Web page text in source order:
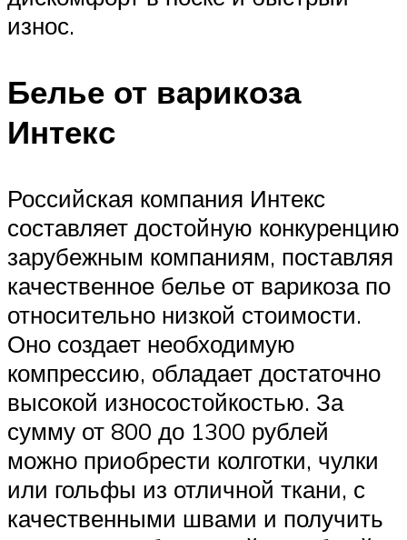
износ.
Белье от варикоза
Интекс
Российская компания Интекс
составляет достойную конкуренцию
зарубежным компаниям, поставляя
качественное белье от варикоза по
относительно низкой стоимости.
Оно создает необходимую
компрессию, обладает достаточно
высокой износостойкостью. За
сумму от 800 до 1300 рублей
можно приобрести колготки, чулки
или гольфы из отличной ткани, с
качественными швами и получить